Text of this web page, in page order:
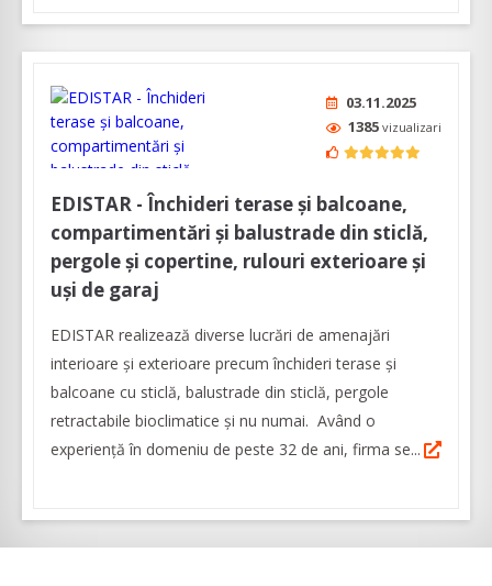
03.11.2025
1385 vizualizari
EDISTAR - Închideri terase și balcoane,
compartimentări și balustrade din sticlă,
pergole și copertine, rulouri exterioare și
uși de garaj
EDISTAR realizează diverse lucrări de amenajări
interioare şi exterioare precum închideri terase şi
balcoane cu sticlă, balustrade din sticlă, pergole
retractabile bioclimatice şi nu numai. Având o
experienţă în domeniu de peste 32 de ani, firma se...